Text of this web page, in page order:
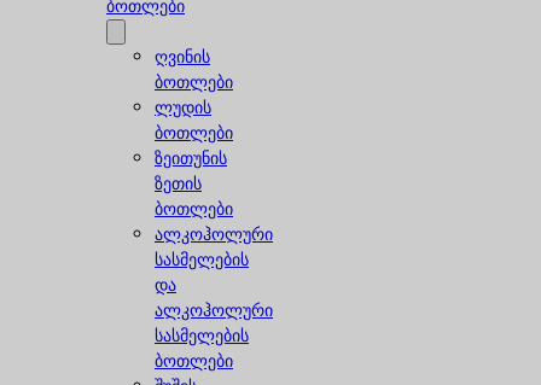
ბოთლები
ღვინის
ბოთლები
ლუდის
ბოთლები
ზეითუნის
ზეთის
ბოთლები
ალკოჰოლური
სასმელების
და
ალკოჰოლური
სასმელების
ბოთლები